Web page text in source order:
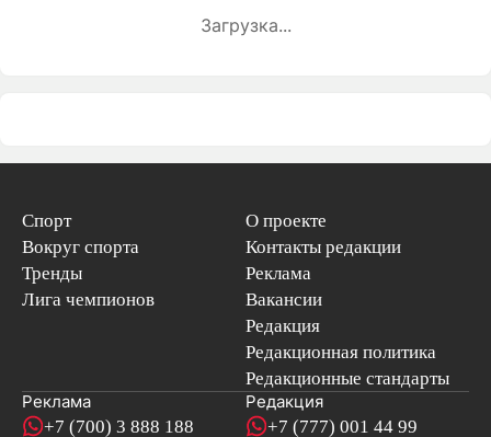
Загрузка...
Спорт
Вокруг спорта
Тренды
Лига чемпионов
О проекте
Контакты редакции
Реклама
Вакансии
Редакция
Редакционная политика
Редакционные стандарты
Реклама
+7 (700) 3 888 188
Редакция
+7 (777) 001 44 99